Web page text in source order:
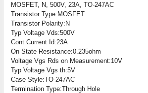
MOSFET, N, 500V, 23A, TO-247AC
Transistor Type:MOSFET
Transistor Polarity:N
Typ Voltage Vds:500V
Cont Current Id:23A
On State Resistance:0.235ohm
Voltage Vgs Rds on Measurement:10V
Typ Voltage Vgs th:5V
Case Style:TO-247AC
Termination Type:Through Hole